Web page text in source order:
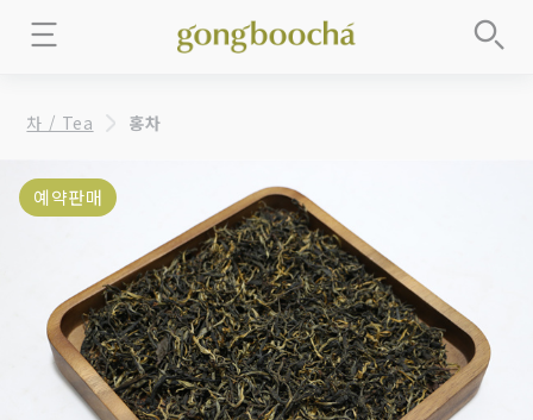
차 / Tea 홍차
예약판매